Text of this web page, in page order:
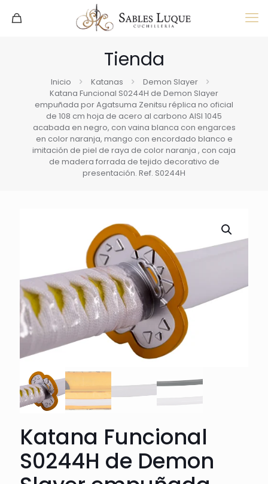
Tienda
Inicio Katanas
Demon Slayer
Katana Funcional S0244H de Demon Slayer
empuñada por Agatsuma Zenitsu réplica no oficial
de 108 cm hoja de acero al carbono AISI 1045
acabada en negro, con vaina blanca con engarces
en color naranja, mango con encordado blanco e
imitación de piel de raya de color naranja , con caja
de madera forrada de tejido decorativo de
presentación. Ref. S0244H
Katana Funcional
S0244H de Demon